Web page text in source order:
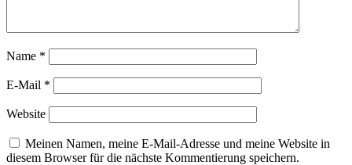
Name *
E-Mail *
Website
Meinen Namen, meine E-Mail-Adresse und meine Website in
diesem Browser für die nächste Kommentierung speichern.